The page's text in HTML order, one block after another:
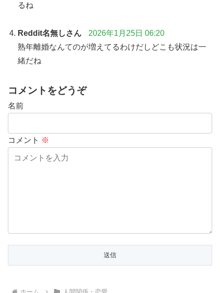
るね
Reddit名無しさん
2026年1月25日 06:20
熟年離婚なんてのが増えてるわけだしどこも状況は一
緒だね
コメントをどうぞ
名前
コメント ※